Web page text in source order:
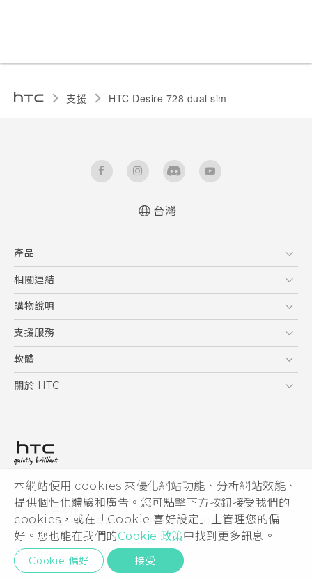
本網站使用 cookies 來優化網站功能、分析網站效能、
提供個性化體驗和廣告。您可點擊下方按鈕接受我們的
cookies，或在「Cookie 喜好設定」上管理您的偏
好。您也能在我們的Cookie 政策中找到更多訊息。
Cookie 偏好 接受
支援 HTC Desire 728 dual sim‎
English - User manual
台灣
產品
5G
智慧型手機
配件
相關連結
HTC Research
購物說明
購物須知
訂單管理
付款方式
支援服務
到府收送維修服務
服務中心資訊
客戶服務佈告欄
軟體
應用程式
HTC Sync Manager
關於 HTC
投資人
隱私權政策
產品安全性
Cookie
Security and Privacy Whitepaper
© 2011-2026 HTC Corporation
HTC 法律文件
宏達國際電子股份有限公司 | 統一編號16003518
隱私聯絡:Global-Privacy@htc.com